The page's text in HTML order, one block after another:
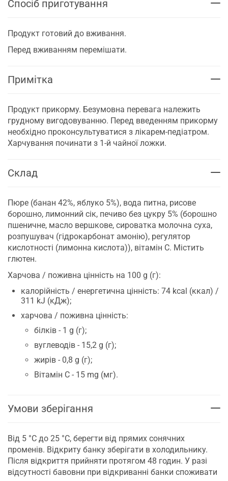
Спосіб приготування
Продукт готовий до вживання.
Перед вживанням перемішати.
Примітка
Продукт прикорму. Безумовна перевага належить
грудному вигодовуванню. Перед введенням прикорму
необхідно проконсультуватися з лікарем-педіатром.
Харчування починати з 1-й чайної ложки.
Склад
Пюре (банан 42%, яблуко 5%), вода питна, рисове
борошно, лимонний сік, печиво без цукру 5% (борошно
пшеничне, масло вершкове, сироватка молочна суха,
розпушувач (гідрокарбонат амонію), регулятор
кислотності (лимонна кислота)), вітамін С. Містить
глютен.
Харчова / поживна цінність на 100 g (г):
калорійність / енергетична цінність: 74 kcal (ккал) /
311 kJ (кДж);
харчова / поживна цінність:
білків - 1 g (г);
вуглеводів - 15,2 g (г);
жирів - 0,8 g (г);
Вітамін С - 15 mg (мг).
Умови зберігання
Від 5 °C до 25 °C, берегти від прямих сонячних
променів. Відкриту банку зберігати в холодильнику.
Після відкриття прийняти протягом 48 годин. У разі
відсутності бавовни при відкриванні банки споживати